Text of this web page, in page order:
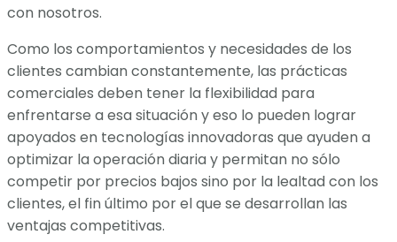
con nosotros.
Como los comportamientos y necesidades de los
clientes cambian constantemente, las prácticas
comerciales deben tener la flexibilidad para
enfrentarse a esa situación y eso lo pueden lograr
apoyados en tecnologías innovadoras que ayuden a
optimizar la operación diaria y permitan no sólo
competir por precios bajos sino por la lealtad con los
clientes, el fin último por el que se desarrollan las
ventajas competitivas.